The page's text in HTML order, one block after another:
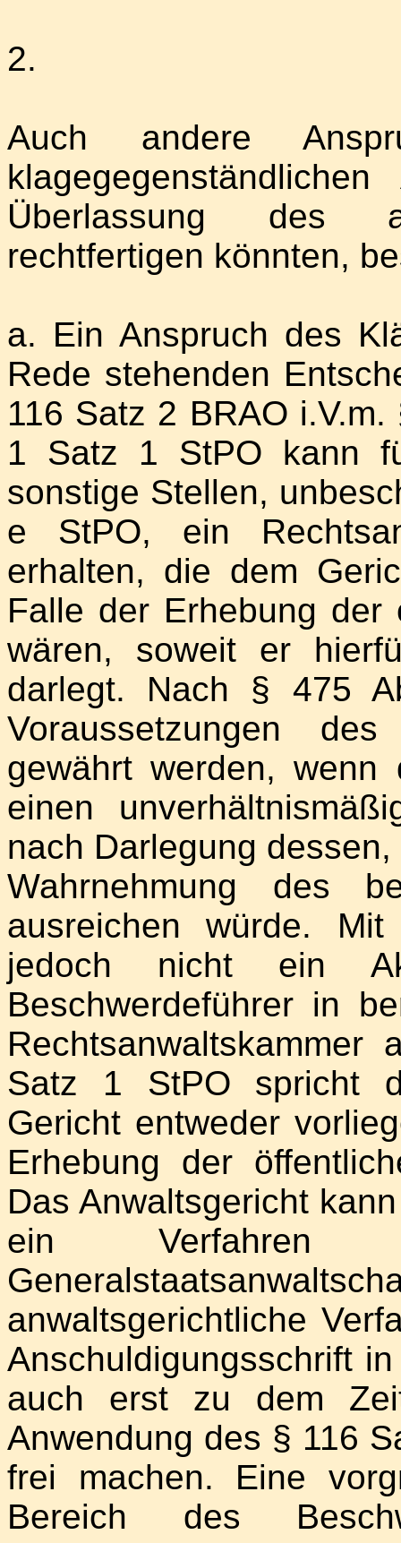
2.
Auch andere
Überlassung des
rechtfertigen könnten,
a. Ein Anspruch des
Rede stehenden
116 Satz 2 BRAO
1 Satz 1 StPO kann
sonstige Stellen,
e StPO, ein
erhalten, die dem
Falle der Erhebung der
wären, soweit er
darlegt. Nach § 475
Voraussetzungen
gewährt werden, wenn
einen
nach Darlegung
Wahrnehmung des
ausreichen würde.
jedoch nicht ein
Beschwerdeführer in
Satz 1 StPO spricht
Gericht entweder
Erhebung der
Das Anwaltsgericht
ein Verfahren
anwaltsgerichtliche
Anschuldigungsschrift
auch erst zu dem
Anwendung des § 116
frei machen. Eine
Bereich des